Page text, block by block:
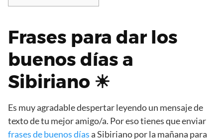
Frases para dar los
buenos días a
Sibiriano ☀
Es muy agradable despertar leyendo un mensaje de
texto de tu mejor amigo/a. Por eso tienes que enviar
frases de buenos díasa Sibiriano por la mañana para